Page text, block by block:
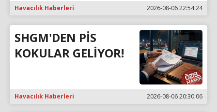
Havacılık Haberleri 2026-08-06 22:54:24
SHGM'DEN PİS
KOKULAR GELİYOR!
Havacılık Haberleri 2026-08-06 20:30:06